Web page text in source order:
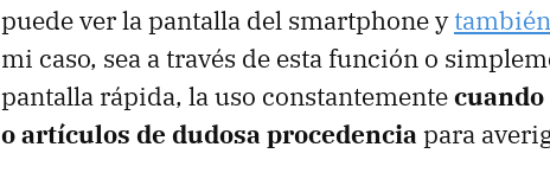
puede ver la pantalla del smartphone y
mi caso, sea a través de esta función o
pantalla rápida, la uso constantementecuando
o artículos de dudosa procedencia para